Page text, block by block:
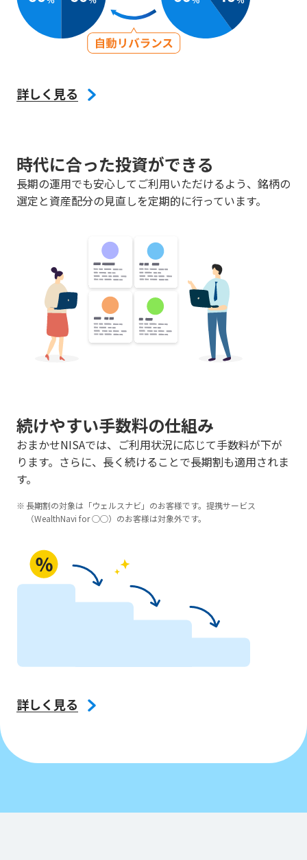
詳しく見る
時代に合った投資ができる
長期の運用でも安心してご利用いただけるよう、銘柄の
選定と資産配分の見直しを定期的に行っています。
続けやすい手数料の仕組み
おまかせNISAでは、ご利用状況に応じて手数料が下が
ります。さらに、長く続けることで長期割も適用されま
す。
長期割の対象は「ウェルスナビ」のお客様です。提携サービス
（WealthNavi for ◯◯）のお客様は対象外です。
詳しく見る